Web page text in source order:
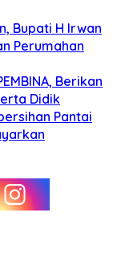
Bupati H Irwan
Perumahan
Berikan
Didik
Pantai